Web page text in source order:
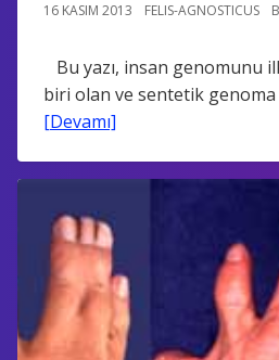
16 KASIM 2013 FELIS-AGNOSTICUS
Bu yazı, insan genomunu
biri olan ve sentetik
[Devamı]